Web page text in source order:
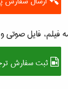
فیلم، فایل صوتی
ثبت سفارش